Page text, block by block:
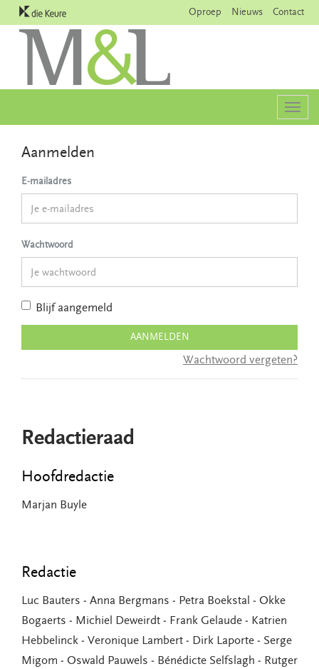
Oproep Nieuws Contact
Aanmelden
E-mailadres
Wachtwoord
Blijf aangemeld
AANMELDEN
Wachtwoord vergeten?
Redactieraad
Hoofdredactie
Marjan Buyle
Redactie
Luc Bauters ‒ Anna Bergmans ‒ Petra Boekstal ‒ Okke
Bogaerts ‒ Michiel Deweirdt ‒ Frank Gelaude ‒ Katrien
Hebbelinck ‒ Veronique Lambert ‒ Dirk Laporte ‒ Serge
Migom ‒ Oswald Pauwels ‒ Bénédicte Selfslagh ‒ Rutger